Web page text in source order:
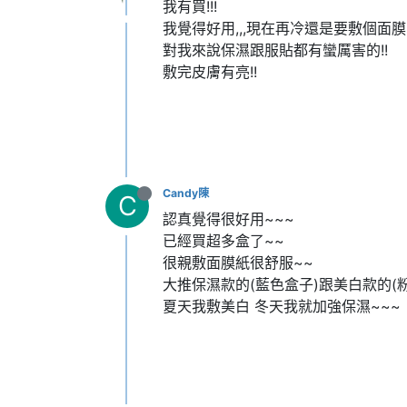
我有買!!!
我覺得好用,,,現在再冷還是要敷個面膜
對我來說保濕跟服貼都有蠻厲害的!!
敷完皮膚有亮!!
C Candy陳
認真覺得很好用~~~
已經買超多盒了~~
很親敷面膜紙很舒服~~
大推保濕款的(藍色盒子)跟美白款的(
夏天我敷美白 冬天我就加強保濕~~~